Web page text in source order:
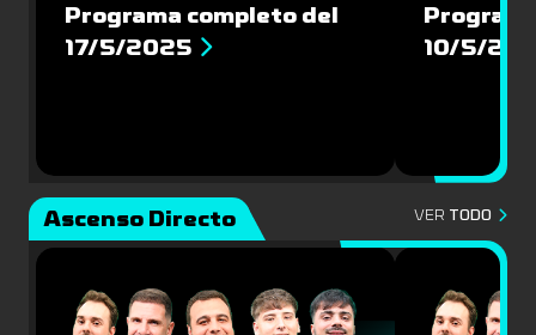
Programa completo del
17/5/2025
10/5/
Ascenso Directo VER TODO